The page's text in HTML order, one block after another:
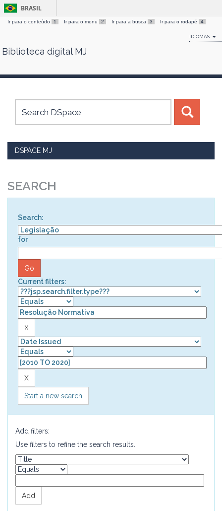
Skip
BRASIL
Ir para o conteúdo 1 Ir para o menu 2 Ir para a busca 3 Ir para o rodapé 4
IDIOMAS
Biblioteca digital MJ
DSPACE MJ
SEARCH
Search:
for
Current filters:
Start a new search
Add filters:
Use filters to refine the search results.